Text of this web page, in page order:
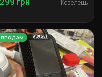
299 грн Козелець
ПРОДАМ